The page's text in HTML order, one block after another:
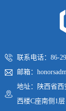
联系电话：86-
邮箱：
地址：陕西省
西楼C座南侧1层